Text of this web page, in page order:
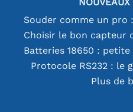
Protocole RS232 : le
Plus de